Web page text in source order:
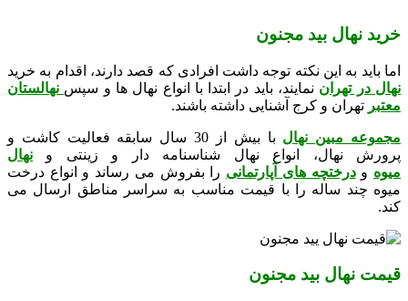
خرید نهال بید مجنون
اما باید به این نکته توجه داشت افرادی که قصد دارند، اقدام به خرید
نهال در تهران نمایند، باید در ابتدا با انواع نهال ها و سپس نهالستان
معتبر تهران و کرج آشنایی داشته باشند.
مجموعه مبین نهال
با بیش از 30 سال سابقه فعالیت کاشت و
پرورش نهال، انواع نهال شناسنامه دار و زینتی و
نهال
میوه ودرختچه های آپارتمانی را بفروش می رساند و انواع درخت
میوه چند ساله را با قیمت مناسب به سراسر مناطق ارسال می
کند.
قیمت نهال بید مجنون